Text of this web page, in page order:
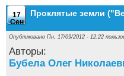
17
Сен
Проклятые земли
Опубликовано Пн, 17/09/2012 - 12:22
Авторы:
Бубела Олег